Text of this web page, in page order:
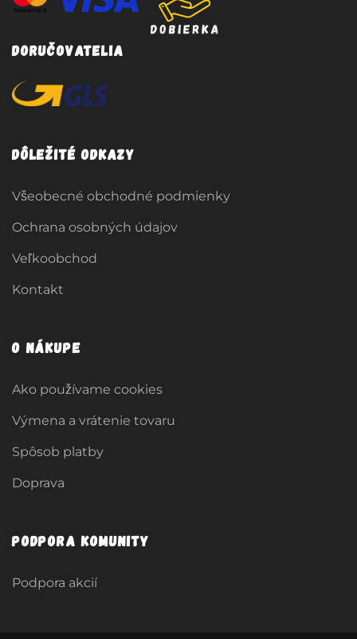
Doručovatelia
Dôležité odkazy
Všeobecné obchodné podmienky
Ochrana osobných údajov
Veľkoobchod
Kontakt
O nákupe
Ako používame cookies
Výmena a vrátenie tovaru
Spôsob platby
Doprava
Podpora komunity
Podpora akcií